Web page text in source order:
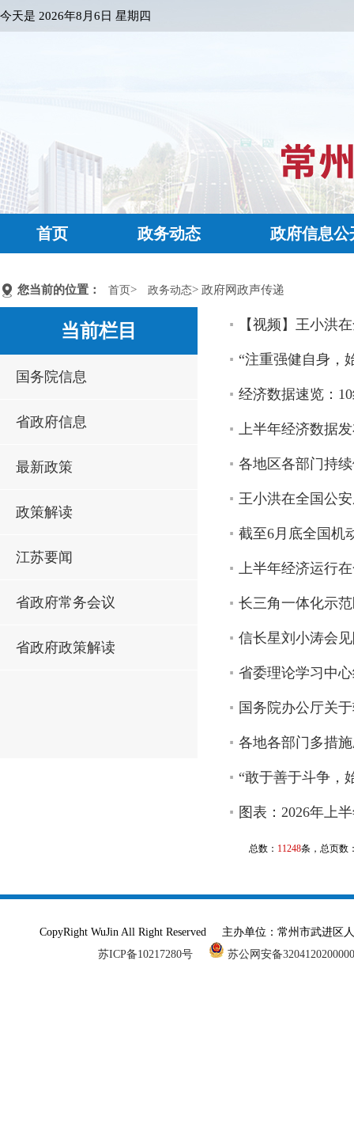
今天是 2026年8月6日 星期四
首页 政务动态 政府信息公
您当前的位置： 首页> 政务动态> 政府网政声传递
当前栏目
国务院信息
省政府信息
最新政策
政策解读
江苏要闻
省政府常务会议
省政府政策解读
【视频】王小洪
“注重强健自身，
经济数据速览：
上半年经济数据
各地区各部门持
王小洪在全国公
截至6月底全国机
上半年经济运行
长三角一体化示
信长星刘小涛会
省委理论学习中
国务院办公厅关
各地各部门多措
“敢于善于斗争，
图表：2026年上
总数： 11248条，总页数
CopyRight WuJin All Right Reserved 主办单位：常州市武进
苏ICP备10217280号
苏公网安备